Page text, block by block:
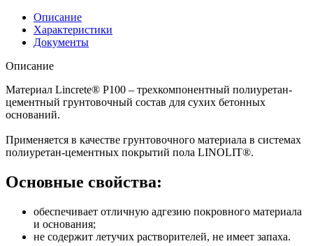
Описание
Характеристики
Документы
Описание
Материал Lincrete® P100 – трехкомпонентный полиуретан-
цементный грунтовочный состав для сухих бетонных
оснований.
Применяется в качестве грунтовочного материала в системах
полиуретан-цементных покрытий пола LINOLIT®.
Основные свойства:
обеспечивает отличную адгезию покровного материала
и основания;
не содержит летучих растворителей, не имеет запаха.